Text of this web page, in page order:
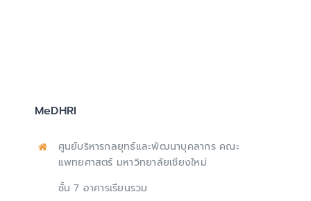
MeDHRI
ศูนย์บริหารกลยุทธ์และพัฒนาบุคลากร คณะ
แพทยศาสตร์ มหาวิทยาลัยเชียงใหม่
ชั้น 7 อาคารเรียนรวม